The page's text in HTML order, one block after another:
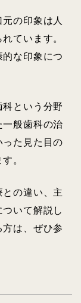
の印象は人
ています。
な印象につ
という分野
般歯科の治
た見た目の
。
の違い、主
いて解説し
は、ぜひ参